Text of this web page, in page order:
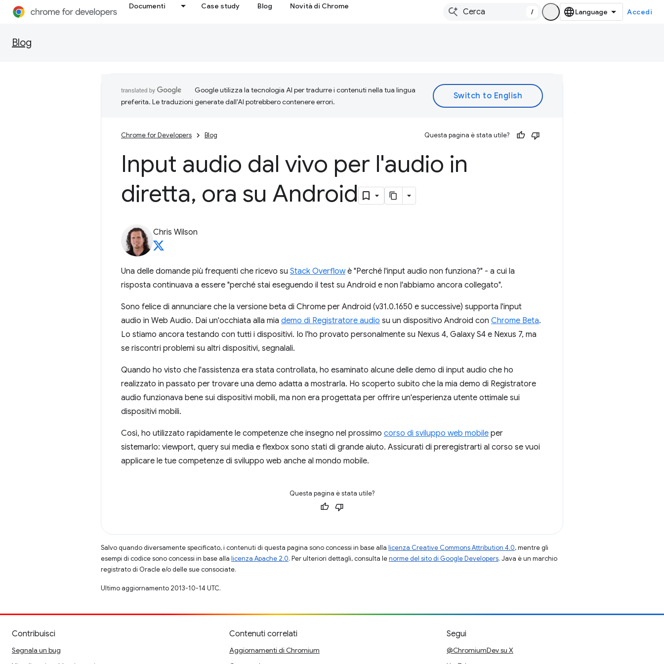
Documenti Case study Blog Novità di Chrome
/ Accedi
Blog
Google utilizza la tecnologia AI per tradurre i contenuti nella tua lingua
preferita. Le traduzioni generate dall'AI potrebbero contenere errori.
Chrome for Developers Blog Questa pagina è stata utile?
Input audio dal vivo per l'audio in
diretta, ora su Android
Chris Wilson
Una delle domande più frequenti che ricevo su Stack Overflowè "Perché l'input audio non funziona?" - a cui la
risposta continuava a essere "perché stai eseguendo il test su Android e non l'abbiamo ancora collegato".
Sono felice di annunciare che la versione beta di Chrome per Android (v31.0.1650 e successive) supporta l'input
audio in Web Audio. Dai un'occhiata alla mia demo di Registratore audio su un dispositivo Android con Chrome Beta.
Lo stiamo ancora testando con tutti i dispositivi. Io l'ho provato personalmente su Nexus 4, Galaxy S4 e Nexus 7, ma
se riscontri problemi su altri dispositivi, segnalali.
Quando ho visto che l'assistenza era stata controllata, ho esaminato alcune delle demo di input audio che ho
realizzato in passato per trovare una demo adatta a mostrarla. Ho scoperto subito che la mia demo di Registratore
audio funzionava bene sui dispositivi mobili, ma non era progettata per offrire un'esperienza utente ottimale sui
dispositivi mobili.
Così, ho utilizzato rapidamente le competenze che insegno nel prossimo corso di sviluppo web mobile per
sistemarlo: viewport, query sui media e flexbox sono stati di grande aiuto. Assicurati di preregistrarti al corso se vuoi
applicare le tue competenze di sviluppo web anche al mondo mobile.
Questa pagina è stata utile?
Salvo quando diversamente specificato, i contenuti di questa pagina sono concessi in base alla licenza Creative Commons Attribution 4.0, mentre gli
esempi di codice sono concessi in base alla licenza Apache 2.0. Per ulteriori dettagli, consulta lenorme del sito di Google Developers. Java è un marchio
registrato di Oracle e/o delle sue consociate.
Ultimo aggiornamento 2013-10-14 UTC.
Contribuisci
Segnala un bug
Contenuti correlati
Aggiornamenti di Chromium
Segui
@ChromiumDev su X